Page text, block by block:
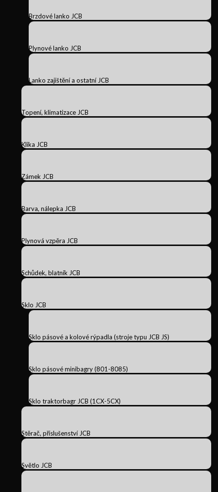
Brzdové lanko JCB
Plynové lanko JCB
Lanko zajištění a ostatní JCB
Topení, klimatizace JCB
Klika JCB
Zámek JCB
Barva, nálepka JCB
Plynová vzpěra JCB
Schůdek, blatník JCB
Sklo JCB
Sklo pásové a kolové rýpadla (stroje typu JCB JS)
Sklo pásové minibagry (801-8085)
Sklo traktorbagr JCB (1CX-5CX)
Stěrač, příslušenství JCB
Světlo JCB